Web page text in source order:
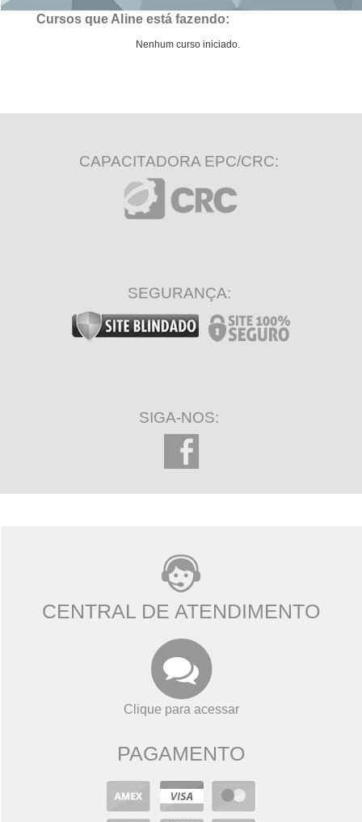
Cursos que Aline está fazendo:
Nenhum curso iniciado.
CAPACITADORA EPC/CRC:
SEGURANÇA:
SIGA-NOS:
CENTRAL DE ATENDIMENTO
Clique para acessar
PAGAMENTO